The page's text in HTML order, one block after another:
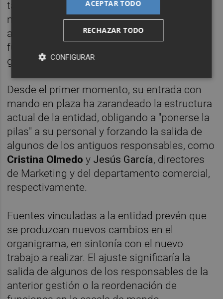
tácticas ha sido la principal contribución del
nuevo plan de negocio. Distintas fuentes
aseguran que para este cambio ha sido
fundamental la entrada del nuevo director
general del recinto,
Desde el primer momento, su entrada con
mando en plaza ha zarandeado la estructura
actual de la entidad, obligando a "ponerse la
pilas" a su personal y forzando la salida de
algunos de los antiguos responsables, como
Cristina Olmedo y Jesús García, directores
de Marketing y del departamento comercial,
respectivamente.
Fuentes vinculadas a la entidad prevén que
se produzcan nuevos cambios en el
organigrama, en sintonía con el nuevo
trabajo a realizar. El ajuste significaría la
salida de algunos de los responsables de la
anterior gestión o la reordenación de
ACEPTAR TODO
RECHAZAR TODO
CONFIGURAR